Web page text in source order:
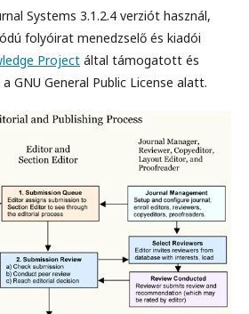
Systems 3.1.2.4 verziót használ,
folyóirat menedzselő és kiadói
Project által támogatott és
GNU General Public License alatt.